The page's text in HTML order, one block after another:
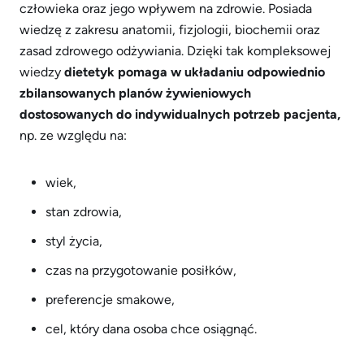
człowieka oraz jego wpływem na zdrowie. Posiada
wiedzę z zakresu anatomii, fizjologii, biochemii oraz
zasad zdrowego odżywiania. Dzięki tak kompleksowej
wiedzy dietetyk pomaga w układaniu odpowiednio
zbilansowanych planów żywieniowych
dostosowanych do indywidualnych potrzeb pacjenta,
np. ze względu na:
wiek,
stan zdrowia,
styl życia,
czas na przygotowanie posiłków,
preferencje smakowe,
cel, który dana osoba chce osiągnąć.